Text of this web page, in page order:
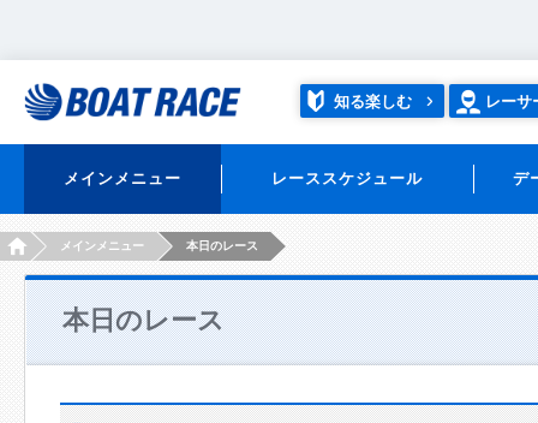
知る楽しむ レーサ
メインメニュー レーススケジュール デ
HOMEメインメニュー 本日のレース
本日のレース